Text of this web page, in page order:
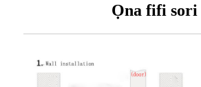
Ọna fifi sori